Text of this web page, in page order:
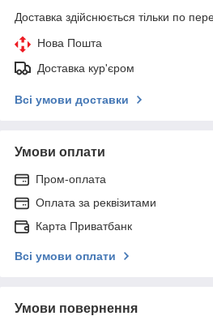
Доставка здійснюється тільки по
Нова Пошта
Доставка кур'єром
Всі умови доставки
Умови оплати
Пром-оплата
Оплата за реквізитами
Карта Приватбанк
Всі умови оплати
Умови повернення